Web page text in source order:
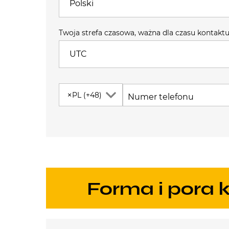
Polski
UTC
Twoja strefa czasowa, ważna dla czasu kontaktu
×PL (+48) Numer telefonu
Forma i pora